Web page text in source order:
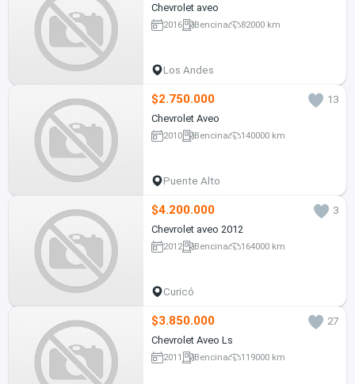
Chevrolet aveo
2016 Bencina 82000 km
Los Andes
$2.750.000
13
Chevrolet Aveo
2010 Bencina 140000 km
Puente Alto
$4.200.000
3
Chevrolet aveo 2012
2012 Bencina 164000 km
Curicó
$3.850.000
27
Chevrolet Aveo Ls
2011 Bencina 119000 km